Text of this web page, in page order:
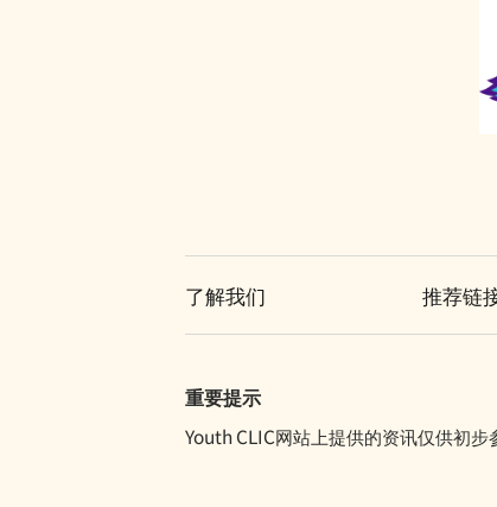
了解我们 推荐链
重要提示
Youth CLIC网站上提供的资讯仅供初